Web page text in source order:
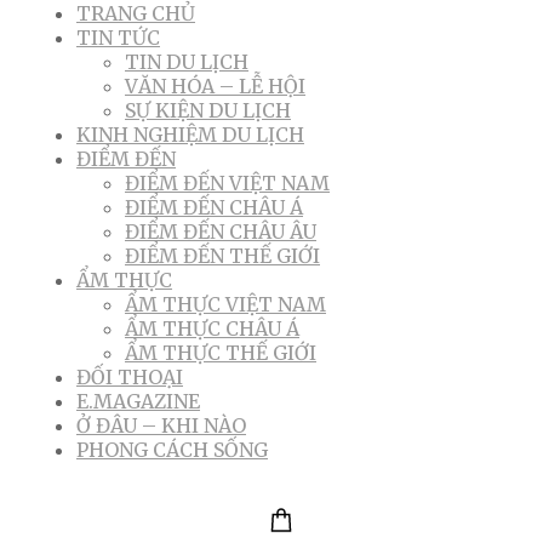
TRANG CHỦ
TIN TỨC
TIN DU LỊCH
VĂN HÓA – LỄ HỘI
SỰ KIỆN DU LỊCH
KINH NGHIỆM DU LỊCH
ĐIỂM ĐẾN
ĐIỂM ĐẾN VIỆT NAM
ĐIỂM ĐẾN CHÂU Á
ĐIỂM ĐẾN CHÂU ÂU
ĐIỂM ĐẾN THẾ GIỚI
ẨM THỰC
ẨM THỰC VIỆT NAM
ẨM THỰC CHÂU Á
ẨM THỰC THẾ GIỚI
ĐỐI THOẠI
E.MAGAZINE
Ở ĐÂU – KHI NÀO
PHONG CÁCH SỐNG